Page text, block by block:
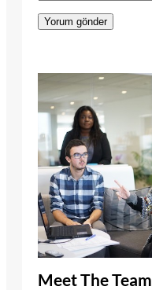
Meet The Team